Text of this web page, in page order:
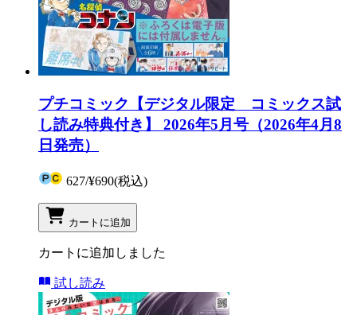
プチコミック【デジタル限定 コミックス試
し読み特典付き】 2026年5月号（2026年4月8
日発売）
627/¥690(税込)
カートに追加
カートに追加しました
試し読み